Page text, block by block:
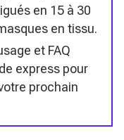
en 15 à 30
en tissu.
et FAQ
express pour
prochain